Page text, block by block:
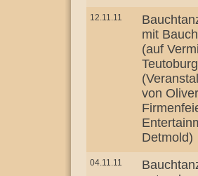
12.11.11
mit
(auf
von
Detmold)
04.11.11